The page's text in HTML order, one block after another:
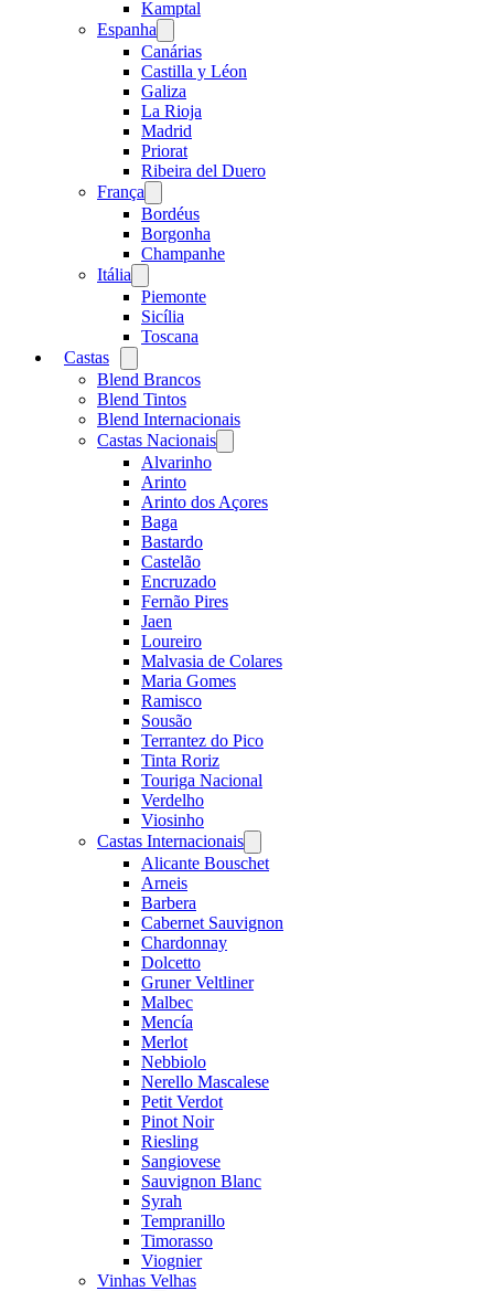
Kamptal
Espanha
menu
Canárias
Castilla y Léon
Galiza
La Rioja
Madrid
Priorat
Ribeira del Duero
França
menu
Bordéus
Borgonha
Champanhe
Itália
menu
Piemonte
Sicília
Toscana
Castas
menu
Blend Brancos
Blend Tintos
Blend Internacionais
Castas Nacionais
menu
Alvarinho
Arinto
Arinto dos Açores
Baga
Bastardo
Castelão
Encruzado
Fernão Pires
Jaen
Loureiro
Malvasia de Colares
Maria Gomes
Ramisco
Sousão
Terrantez do Pico
Tinta Roriz
Touriga Nacional
Verdelho
Viosinho
Castas Internacionais
menu
Alicante Bouschet
Arneis
Barbera
Cabernet Sauvignon
Chardonnay
Dolcetto
Gruner Veltliner
Malbec
Mencía
Merlot
Nebbiolo
Nerello Mascalese
Petit Verdot
Pinot Noir
Riesling
Sangiovese
Sauvignon Blanc
Syrah
Tempranillo
Timorasso
Viognier
Vinhas Velhas